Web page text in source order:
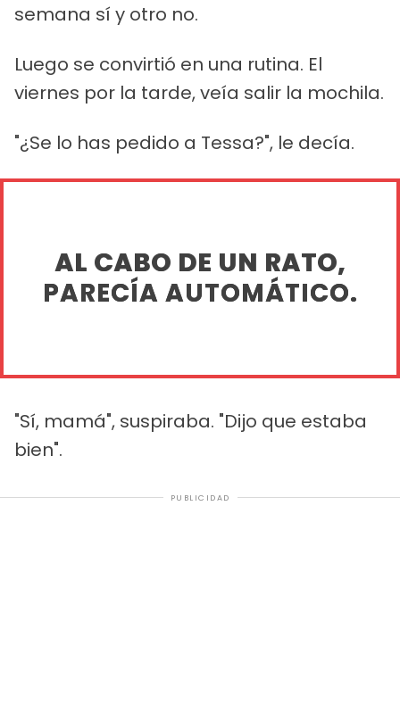
semana sí y otro no.
Luego se convirtió en una rutina. El
viernes por la tarde, veía salir la mochila.
"¿Se lo has pedido a Tessa?", le decía.
AL CABO DE UN RATO,
PARECÍA AUTOMÁTICO.
"Sí, mamá", suspiraba. "Dijo que estaba
bien".
PUBLICIDAD